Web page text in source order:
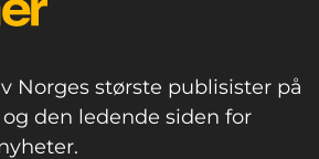
Norges største publisister på
den ledende siden for